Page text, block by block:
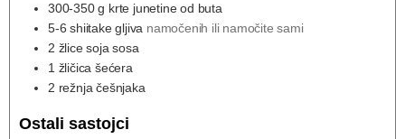
300-350 g krte junetine od buta
5-6 shiitake gljiva namočenih ili namočite sami
2 žlice soja sosa
1 žličica šećera
2 režnja češnjaka
Ostali sastojci